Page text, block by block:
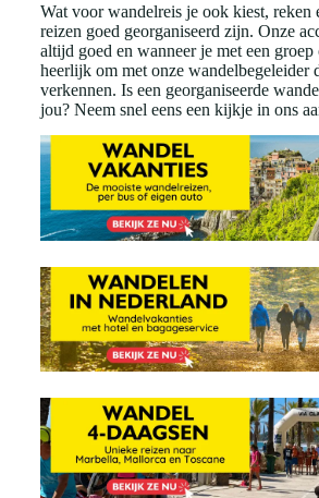
Wat voor wandelreis je ook kiest, reken
reizen goed georganiseerd zijn. Onze
altijd goed en wanneer je met een groep
heerlijk om met onze wandelbegeleider
verkennen. Is een georganiseerde
jou? Neem snel eens een kijkje in ons